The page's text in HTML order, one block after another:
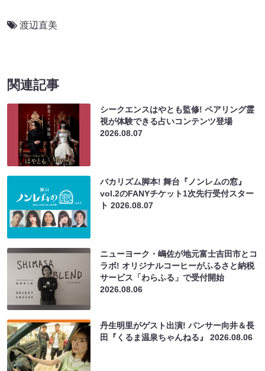
渡辺直美
関連記事
シークエンスはやとも監修! ペアリング霊
視が体験できる占いコンテンツ登場
2026.08.07
バカリズム脚本! 舞台『ノンレムの窓』
vol.2のFANYチケット1次先行受付スター
ト2026.08.07
ニューヨーク・嶋佐が地元富士吉田市とコ
ラボ! オリジナルコーヒーがふるさと納税
サービス「わらふる」で受付開始
2026.08.06
丹生明里がゲスト出演! パンサー向井＆長
田『くるま温泉ちゃんねる』2026.08.06